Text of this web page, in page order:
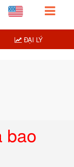
bao
ĐẠI LÝ